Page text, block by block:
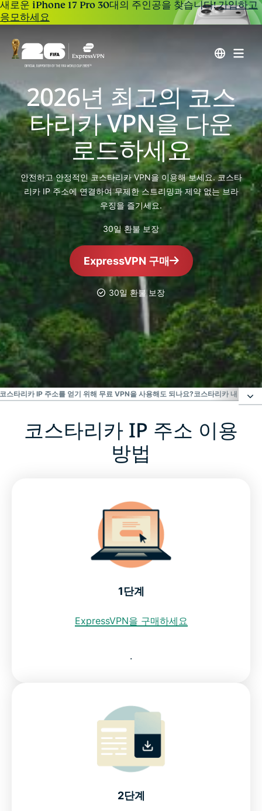
새로운 iPhone 17 Pro 30대의 주인공을 찾습니다!가입하고
응모하세요
2026년 최고의 코스
타리카 VPN을 다운
로드하세요
안전하고 안정적인 코스타리카 VPN을 이용해 보세요. 코스타
리카 IP 주소에 연결하여 무제한 스트리밍과 제약 없는 브라
우징을 즐기세요.
30일 환불 보장
ExpressVPN 구매
30일 환불 보장
가장 신뢰받는 VPN
최고의 코스타리카 VPN
코스타리카 IP 주소를 얻기 위해 무료 VPN을 사용해도 되나요?코스타리카 내 인터넷
코스타리카 IP 주소 이용 방법
코스타리카에서 VPN 서버를 사용해야 하는 이유
모든 기기에 코스타리카 VPN을 다운로드하세요
ExpressVPN이 최고의 코스타리카 VPN인 이유
코스타리카 IP 주소를 얻기 위해 무료 VPN을 사용해도
코스타리카 내 인터넷 제한
자주 묻는 질문: 코스타리카 VPN 사용
ExpressVPN이 코스타리카 인터넷 사용자가 신뢰하는
VPN인 이유를 확인하세요
코스타리카 IP 주소 이용
방법
1단계
ExpressVPN을 구매하세요
.
2단계